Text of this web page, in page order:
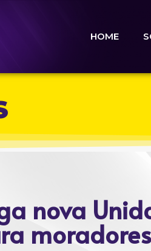
HOME
nova